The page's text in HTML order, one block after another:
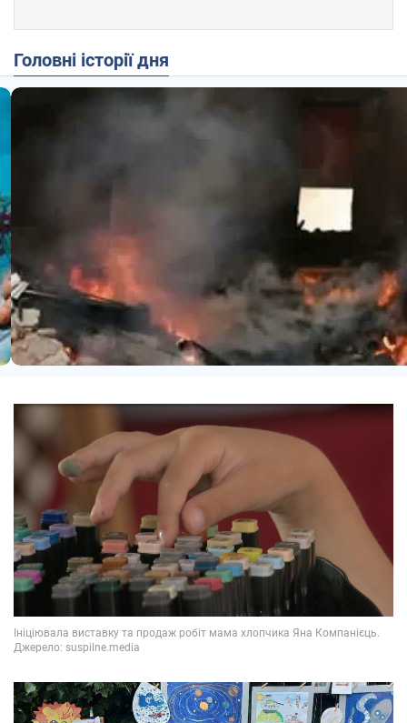
Головні історії дня